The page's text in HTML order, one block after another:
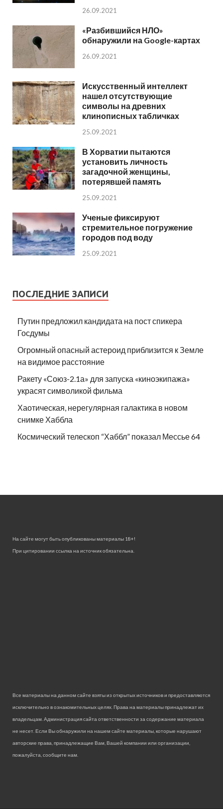
26.09.2021
«Разбившийся НЛО»
обнаружили на Google-картах
26.09.2021
Искусственный интеллект
нашел отсутствующие
символы на древних
клинописных табличках
25.09.2021
В Хорватии пытаются
установить личность
загадочной женщины,
потерявшей память
25.09.2021
Ученые фиксируют
стремительное погружение
городов под воду
25.09.2021
ПОСЛЕДНИЕ ЗАПИСИ
Путин предложил кандидата на пост спикера
Госдумы
Огромный опасный астероид приблизится к Земле
на видимое расстояние
Ракету «Союз-2.1а» для запуска «киноэкипажа»
украсят символикой фильма
Хаотическая, нерегулярная галактика в новом
снимке Хаббла
Космический телескоп “Хаббл” показал Мессье 64
На сайте могут быть опубликованы материалы 18+!
При цитировании ссылка на источник обязательна.
Все материалы на данном сайте взяты из открытых источников и предоставляются
исключительно в ознакомительных целях. Права на материалы принадлежат их
владельцам. Администрация сайта ответственности за содержание материала
не несет. Если Вы обнаружили на нашем сайте материалы, которые нарушают
авторские права, принадлежащие Вам, Вашей компании или организации,
пожалуйста, сообщите нам.